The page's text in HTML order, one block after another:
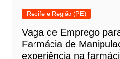
Recife e Região (PE)
Vaga de Emprego
Farmácia de
experiência na